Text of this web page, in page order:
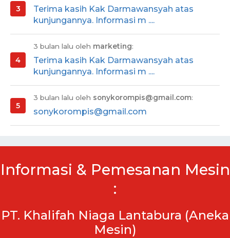
Terima kasih Kak Darmawansyah atas
kunjungannya. Informasi m ....
3 bulan lalu oleh marketing:
Terima kasih Kak Darmawansyah atas
kunjungannya. Informasi m ....
3 bulan lalu oleh sonykorompis@gmail.com:
sonykorompis@gmail.com
Informasi & Pemesanan Mesin
:
PT. Khalifah Niaga Lantabura (Aneka
Mesin)